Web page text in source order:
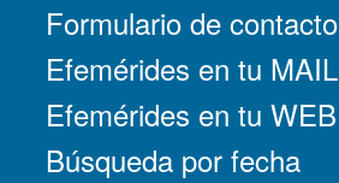
Formulario de contacto
Efemérides en tu MAIL
Efemérides en tu WEB
Búsqueda por fecha